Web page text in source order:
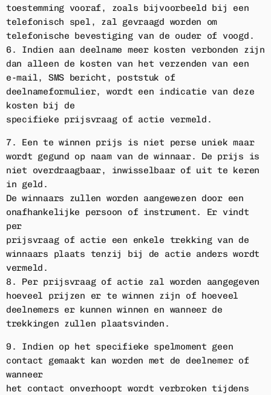
toestemming vooraf, zoals bijvoorbeeld bij een
telefonisch spel, zal gevraagd worden om
telefonische bevestiging van de ouder of voogd.
6. Indien aan deelname meer kosten verbonden zijn
dan alleen de kosten van het verzenden van een
e-mail, SMS bericht, poststuk of
deelnameformulier, wordt een indicatie van deze
kosten bij de
specifieke prijsvraag of actie vermeld.
7. Een te winnen prijs is niet perse uniek maar
wordt gegund op naam van de winnaar. De prijs is
niet overdraagbaar, inwisselbaar of uit te keren
in geld.
De winnaars zullen worden aangewezen door een
onafhankelijke persoon of instrument. Er vindt
per
prijsvraag of actie een enkele trekking van de
winnaars plaats tenzij bij de actie anders wordt
vermeld.
8. Per prijsvraag of actie zal worden aangegeven
hoeveel prijzen er te winnen zijn of hoeveel
deelnemers er kunnen winnen en wanneer de
trekkingen zullen plaatsvinden.
9. Indien op het specifieke spelmoment geen
contact gemaakt kan worden met de deelnemer of
wanneer
het contact onverhoopt wordt verbroken tijdens